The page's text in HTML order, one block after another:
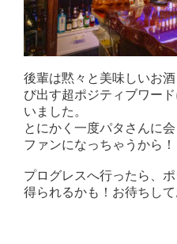
後輩は黙々と美味しいお
び出す超ポジティブワー
いました。
とにかく一度パタさんに
ファンになっちゃうから！
プログレスへ行ったら、
得られるかも！お待ちして